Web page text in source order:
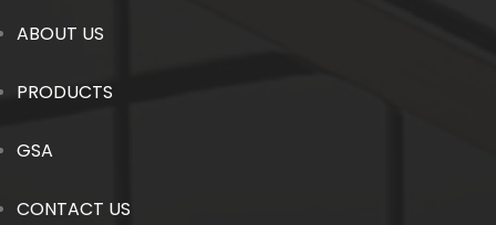
ABOUT US
PRODUCTS
GSA
CONTACT US